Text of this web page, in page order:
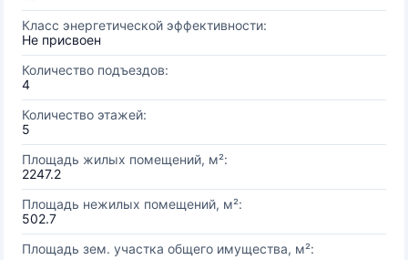
Класс энергетической эффективности:
Не присвоен
Количество подъездов:
4
Количество этажей:
5
Площадь жилых помещений, м²:
2247.2
Площадь нежилых помещений, м²:
502.7
Площадь зем. участка общего имущества, м²: